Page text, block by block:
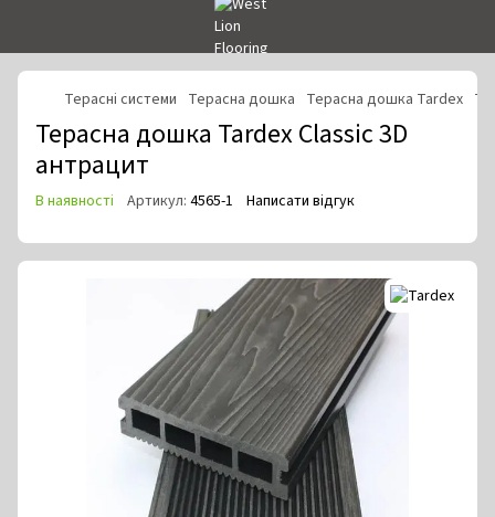
Терасні системи Терасна дошка Терасна дошка Tardex
Терасна дошка Tardex Classic 3D
антрацит
В наявності Артикул: 4565-1 Написати відгук